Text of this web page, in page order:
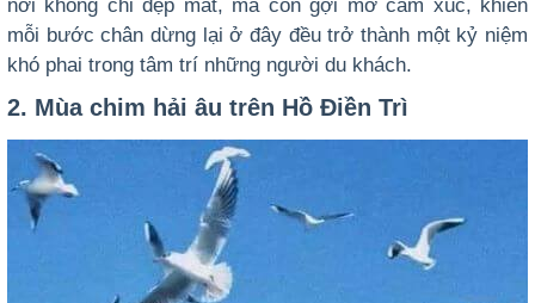
mỗi bước chân dừng lại ở đây đều trở thành một kỷ niệm
khó phai trong tâm trí những người du khách.
2. Mùa chim hải âu trên Hồ Điền Trì